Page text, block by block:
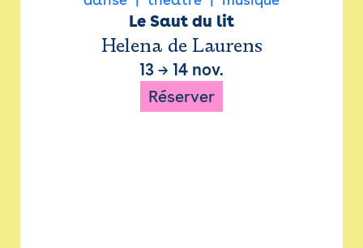
Le Saut du lit
Helena de Laurens
13 → 14 nov.
Réserver